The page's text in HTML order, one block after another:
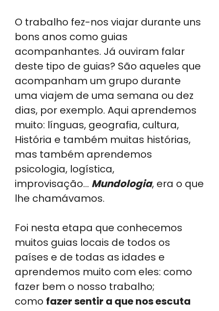
O trabalho fez-nos viajar durante uns
bons anos como guias
acompanhantes. Já ouviram falar
deste tipo de guias? São aqueles que
acompanham um grupo durante
uma viajem de uma semana ou dez
dias, por exemplo. Aqui aprendemos
muito: línguas, geografia, cultura,
História e também muitas histórias,
mas também aprendemos
psicologia, logística,
improvisação… Mundologia, era o que
lhe chamávamos.
Foi nesta etapa que conhecemos
muitos guias locais de todos os
países e de todas as idades e
aprendemos muito com eles: como
fazer bem o nosso trabalho;
como fazer sentir a que nos escuta